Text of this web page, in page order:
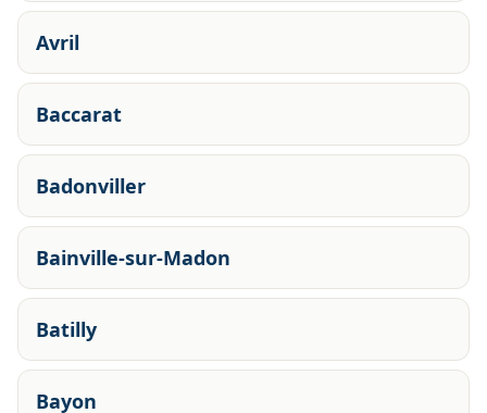
Avril
Baccarat
Badonviller
Bainville-sur-Madon
Batilly
Bayon